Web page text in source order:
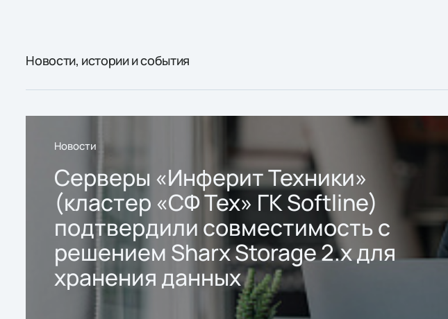
Новости, истории и события
Новости
Серверы «Инферит Техники»
(кластер «СФ Тех» ГК Softline)
подтвердили совместимость с
решением Sharx Storage 2.x для
хранения данных